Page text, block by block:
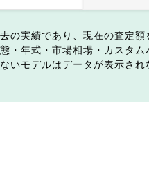
の実績であり、現在の査定額
・年式・市場相場・カスタ
いモデルはデータが表示され